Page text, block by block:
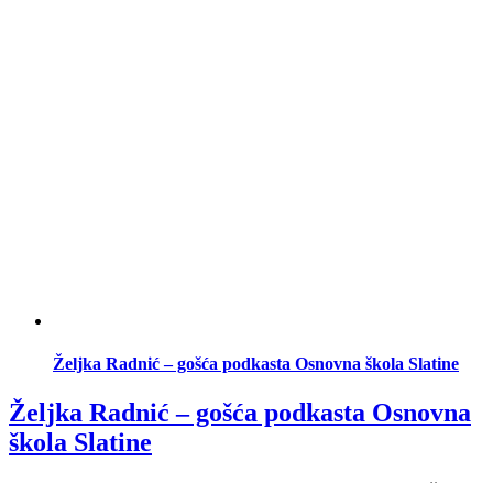
Željka Radnić – gošća podkasta Osnovna škola Slatine
Željka Radnić – gošća podkasta Osnovna
škola Slatine